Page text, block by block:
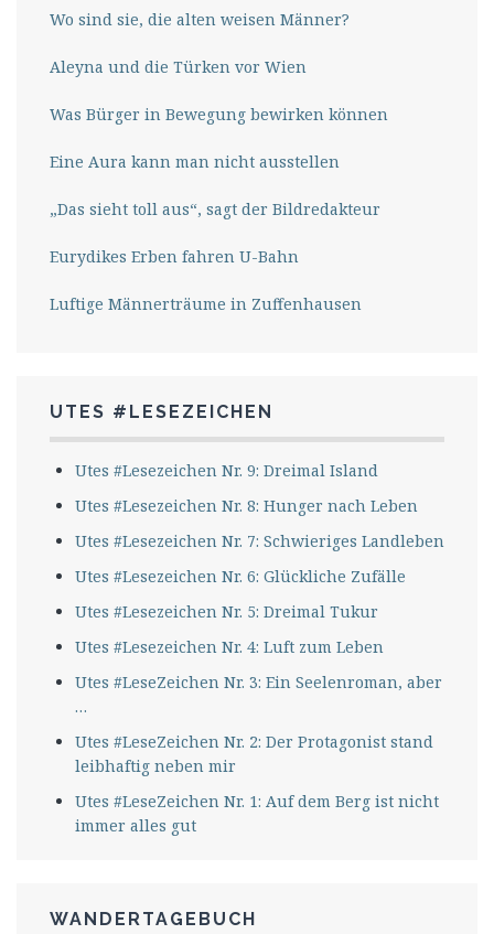
Wo sind sie, die alten weisen Männer?
Aleyna und die Türken vor Wien
Was Bürger in Bewegung bewirken können
Eine Aura kann man nicht ausstellen
„Das sieht toll aus“, sagt der Bildredakteur
Eurydikes Erben fahren U-Bahn
Luftige Männerträume in Zuffenhausen
UTES #LESEZEICHEN
Utes #Lesezeichen Nr. 9: Dreimal Island
Utes #Lesezeichen Nr. 8: Hunger nach Leben
Utes #Lesezeichen Nr. 7: Schwieriges Landleben
Utes #Lesezeichen Nr. 6: Glückliche Zufälle
Utes #Lesezeichen Nr. 5: Dreimal Tukur
Utes #Lesezeichen Nr. 4: Luft zum Leben
Utes #LeseZeichen Nr. 3: Ein Seelenroman, aber
…
Utes #LeseZeichen Nr. 2: Der Protagonist stand
leibhaftig neben mir
Utes #LeseZeichen Nr. 1: Auf dem Berg ist nicht
immer alles gut
WANDERTAGEBUCH